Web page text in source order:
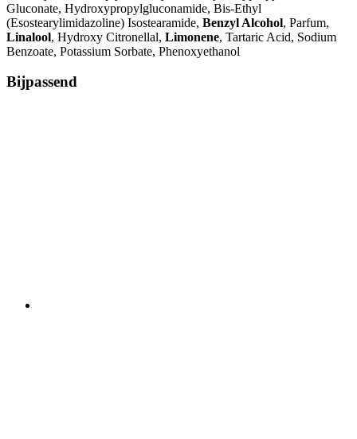
Gluconate, Hydroxypropylgluconamide, Bis-Ethyl
(Esostearylimidazoline) Isostearamide, Benzyl Alcohol, Parfum,
Linalool, Hydroxy Citronellal, Limonene, Tartaric Acid, Sodium
Benzoate, Potassium Sorbate, Phenoxyethanol
Bijpassend